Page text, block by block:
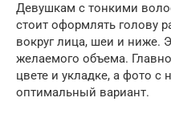
Девушкам с тонкими
стоит оформлять голову
вокруг лица, шеи и ниже.
желаемого объема.
цвете и укладке, а фото с
оптимальный вариант.